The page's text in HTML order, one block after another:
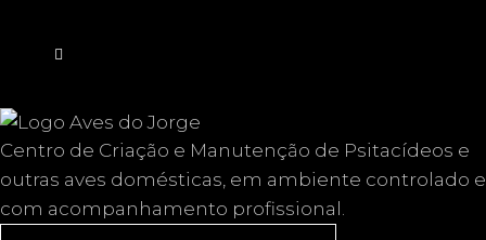
Centro de Criação e Manutenção de Psitacídeos e
outras aves domésticas, em ambiente controlado e
com acompanhamento profissional.